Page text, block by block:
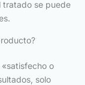
tratado se puede
o
solo